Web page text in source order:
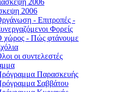
2006
2006
- Επιτροπές -
Φορείς
χώρος - Πώς φτάνουμε
οι συντελεστές
Παρασκευής
Σαββάτου